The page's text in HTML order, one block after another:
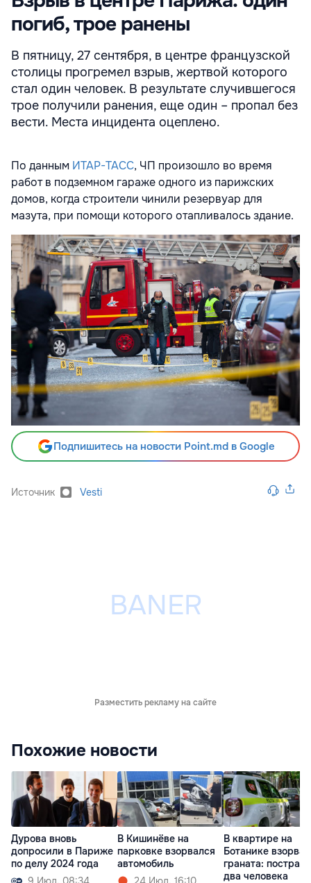
погиб, трое ранены
В пятницу, 27 сентября, в центре французской
столицы прогремел взрыв, жертвой которого
стал один человек. В результате случившегося
трое получили ранения, еще один – пропал без
вести. Места инцидента оцеплено.
По данным ИТАР-ТАСС, ЧП произошло во время
работ в подземном гараже одного из парижских
домов, когда строители чинили резервуар для
мазута, при помощи которого отапливалось здание.
Подпишитесь на новости Point.md в Google
Источник Vesti
Разместить рекламу на сайте
Похожие новости
Дурова вновь
допросили в Париже
по делу 2024 года
В Кишинёве на
парковке взорвался
автомобиль
В квартире на
Ботанике
граната:
два человека